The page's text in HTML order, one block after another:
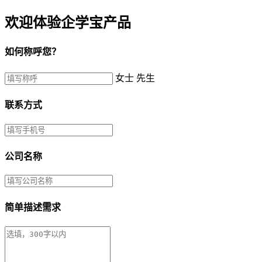
欢迎体验企学宝产品
如何称呼您？
女士 先生
联系方式
公司名称
简单描述需求